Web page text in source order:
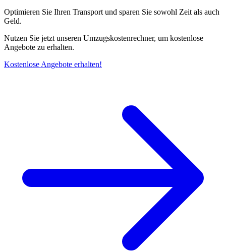
Optimieren Sie Ihren Transport und sparen Sie sowohl Zeit als auch
Geld.
Nutzen Sie jetzt unseren Umzugskostenrechner, um kostenlose
Angebote zu erhalten.
Kostenlose Angebote erhalten!